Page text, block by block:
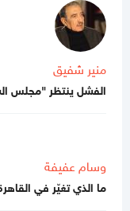
الإدارة الأميركية حول غزة
10:21 مساءاً
ملف طبي ناقص
بفحص حسام أبو صفية
03:48 مساءاً
الفشل ينتظر "مجلس
منير شفيق
الفشل ينتظر "مجلس
وسام عفيفة
ما الذي تغيّر في